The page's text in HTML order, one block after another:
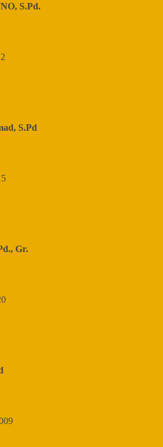
S.Pd.
S.Pd
Gr.